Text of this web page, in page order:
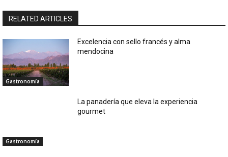
RELATED ARTICLES
Gastronomía
Excelencia con sello francés y alma
mendocina
Gastronomía
La panadería que eleva la experiencia
gourmet